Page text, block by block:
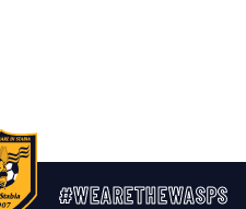
#WEARETHEWASPS